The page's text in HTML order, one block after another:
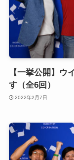
【一挙公開】ウ
す（全6回）
2022年2月7日